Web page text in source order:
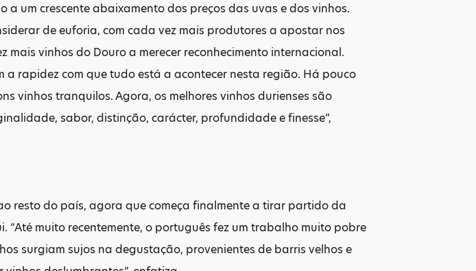
a um crescente abaixamento dos preços das uvas e dos vinhos.
de euforia, com cada vez mais produtores a apostar nos
mais vinhos do Douro a merecer reconhecimento internacional.
rapidez com que tudo está a acontecer nesta região. Há pouco
vinhos tranquilos. Agora, os melhores vinhos durienses são
sabor, distinção, carácter, profundidade e finesse”,
resto do país, agora que começa finalmente a tirar partido da
“Até muito recentemente, o português fez um trabalho muito pobre
surgiam sujos na degustação, provenientes de barris velhos e